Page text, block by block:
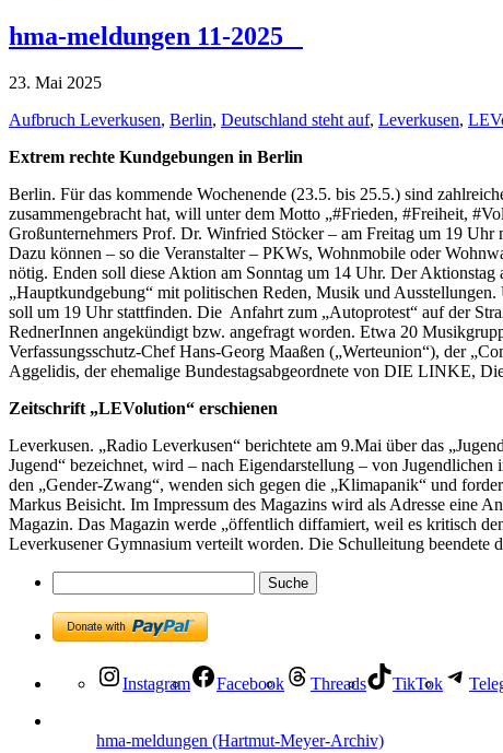
hma-meldungen 11-2025
23. Mai 2025
Aufbruch Leverkusen, Berlin, Deutschland steht auf, Leverkusen,
Extrem rechte Kundgebungen in Berlin
Berlin. Für das kommende Wochenende (23.5. bis 25.5.) sind
zusammengebracht hat, will unter dem Motto „#Frieden, #Freiheit,
Großunternehmers Prof. Dr. Winfried Stöcker – am Freitag um 19
Dazu können – so die Veranstalter – PKWs, Wohnmobile oder
nötig. Enden soll diese Aktion am Sonntag um 14 Uhr. Der
„Hauptkundgebung“ mit politischen Reden, Musik und
soll um 19 Uhr stattfinden. Die Anfahrt zum „Autoprotest“ auf der
RednerInnen angekündigt bzw. angefragt worden. Etwa 20
Verfassungsschutz-Chef Hans-Georg Maaßen („Werteunion“), der
Aggelidis, der ehemalige Bundestagsabgeordnete von DIE LINKE,
Zeitschrift „LEVolution“ erschienen
Leverkusen. „Radio Leverkusen“ berichtete am 9.Mai über das
Jugend“ bezeichnet, wird – nach Eigendarstellung – von
den „Gender-Zwang“, wenden sich gegen die „Klimapanik“ und
Markus Beisicht. Im Impressum des Magazins wird als Adresse eine
Magazin. Das Magazin werde „öffentlich diffamiert, weil es kritisch
Leverkusener Gymnasium verteilt worden. Die Schulleitung beendete
Instagram Facebook Threads TikTok
hma-meldungen (Hartmut-Meyer-Archiv)